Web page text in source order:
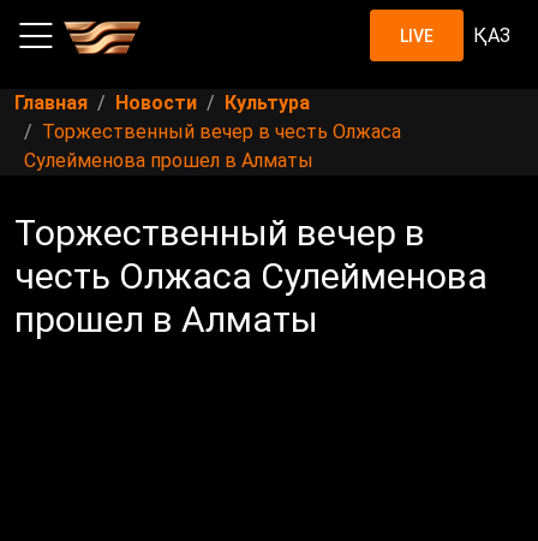
LIVE ҚАЗ
Главная Новости
Культура
Торжественный вечер в честь Олжаса
Сулейменова прошел в Алматы
Торжественный вечер в
честь Олжаса Сулейменова
прошел в Алматы